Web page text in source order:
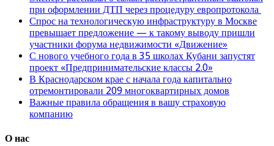
при оформлении ДТП через процедуру европротокола
Спрос на технологическую инфраструктуру в Москве
превышает предложение — к такому выводу пришли
участники форума недвижимости «Движение»
С нового учебного года в 35 школах Кубани запустят
проект «Предпринимательские классы 2.0»
В Краснодарском крае с начала года капитально
отремонтировали 209 многоквартирных домов
Важные правила обращения в вашу страховую
компанию
О нас